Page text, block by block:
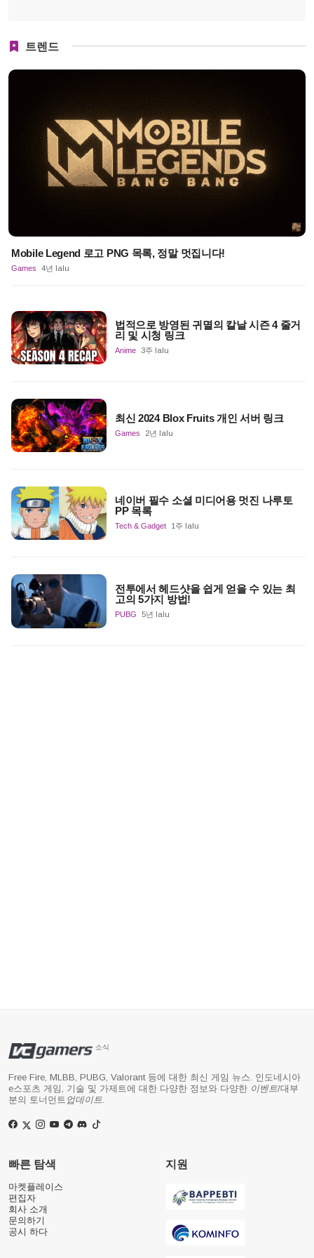
트렌드
Mobile Legend 로고 PNG 목록, 정말 멋집니다!
Games 4년 lalu
법적으로 방영된 귀멸의 칼날 시즌 4 줄거
리 및 시청 링크
Anime 3주 lalu
최신 2024 Blox Fruits 개인 서버 링크
Games 2년 lalu
네이버 필수 소셜 미디어용 멋진 나루토
PP 목록
Tech & Gadget 1주 lalu
전투에서 헤드샷을 쉽게 얻을 수 있는 최
고의 5가지 방법!
PUBG 5년 lalu
소식
Free Fire, MLBB, PUBG, Valorant 등에 대한 최신 게임 뉴스. 인도네시아
e스포츠 게임, 기술 및 가제트에 대한 다양한 정보와 다양한 이벤트/대부
분의 토너먼트 업데이트.
빠른 탐색
마켓플레이스
편집자
회사 소개
문의하기
공시 하다
지원